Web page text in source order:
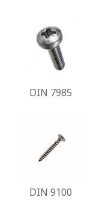
DIN 7985
DIN 9100